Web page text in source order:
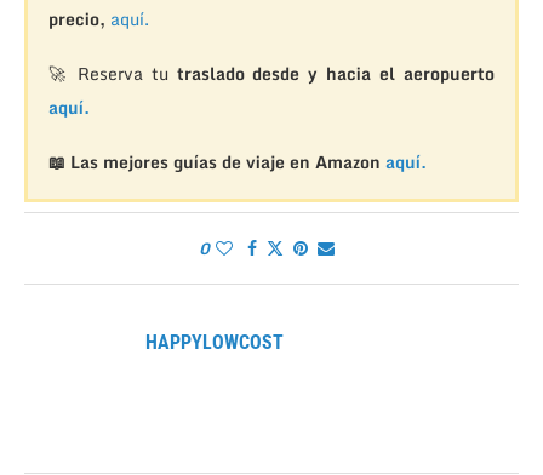
precio, aquí.
🚀 Reserva tu traslado desde y hacia el aeropuerto
aquí.
📖 Las mejores guías de viaje en Amazon aquí.
0
HAPPYLOWCOST